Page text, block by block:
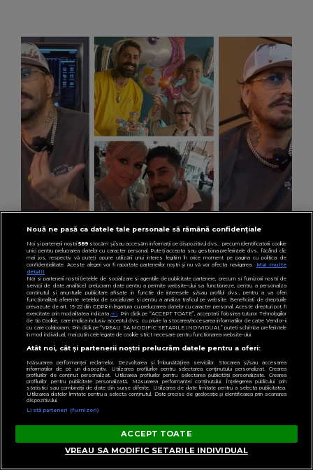
VEDETE
Connect-R a făcut dezvăluiri neașteptate
despre Misha după divorț. Ce a spus artistul
despre mama fiicei sale: „Nu putea să aibă o
mamă...”
Nouă ne pasă ca datele tale personale să rămână confidențiale
Noi și partenerii noștri589stocăm și/sau accesăm informații pe dispozitivul dvs., precum identificatorii cookie
unici pentru prelucrarea datelor cu caracter personal. Puteți accepta sau gestiona preferințele dvs. făcând clic
mai jos, respectiv vă puteți opune utilizării unui interes legitim în orice moment pe pagina cu politica de
confidențialitate. Aceste alegeri vor fi raportate partenerilor noștri și nu vă vor afecta navigarea.
Mai multe
detalii
Noi si partenerii nostri (retelele de socializare si agentiile de publicitate partenere, precum si furnizorii nostri de
servicii de date analitice) prelucram date pentru a permite website-ului sa functioneze, pentru a personaliza
continutul si anunturile publicitare afisate in functie de interesele si/sau profilul dvs., pentru a va oferi
functionalitati aferente retelelor de socializare si pentru a analiza traficul pe website. Beneficiati de drepturile
prevazute de art. 15-22 din GDPR in legatura cu prelucrarea datelor cu caracter personal. Aceste drepturi pot fi
exercitate prin modalitatea indicataaici. Prin click pe “ACCEPT TOATE”, acceptati folosirea tuturor Tehnologiilor
de tip Cookie, care implica inclusiv acceptul dvs. cu privire la stocarea/accesarea informatiilor de catre Vendor-ii
cu care colaboram. Prin click pe “VREAU SA MODIFIC SETARILE INDIVIDUAL” puteti schimba preferintele
in mod individual, mai putin cele legate de cookie strict necesare pentru functionarea website-ului.
Atât noi, cât și partenerii noștri prelucrăm datele pentru a oferi:
Măsurarea performanței reclamelor. Dezvoltarea și îmbunătățirea serviciilor. Stocarea și/sau accesarea
informațiilor de pe un dispozitiv. Utilizarea profilurilor pentru selectarea conținutului personalizat. Crearea
profilurilor de conținut personalizat. Utilizarea profilurilor pentru selectarea publicității personalizate. Crearea
profilurilor pentru publicitate personalizată. Măsurarea performanței conținutului. Înțelegerea publicului prin
statistici sau combinații de date din surse diferite. Utilizarea de date limitate pentru a selecta publicitatea.
Utilizarea datelor limitate pentru a selecta conținutul. Date precise de geolocație și identificarea prin scanarea
dispozitivului.
Listă parteneri (furnizori)
ACCEPT TOATE
VREAU SA MODIFIC SETARILE INDIVIDUAL